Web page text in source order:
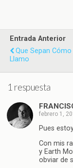
Entrada Anterior
Que Sepan Cómo
Llamo
1 respuesta
febrero 1,
Pues
Con mis
y Earth
obviar de